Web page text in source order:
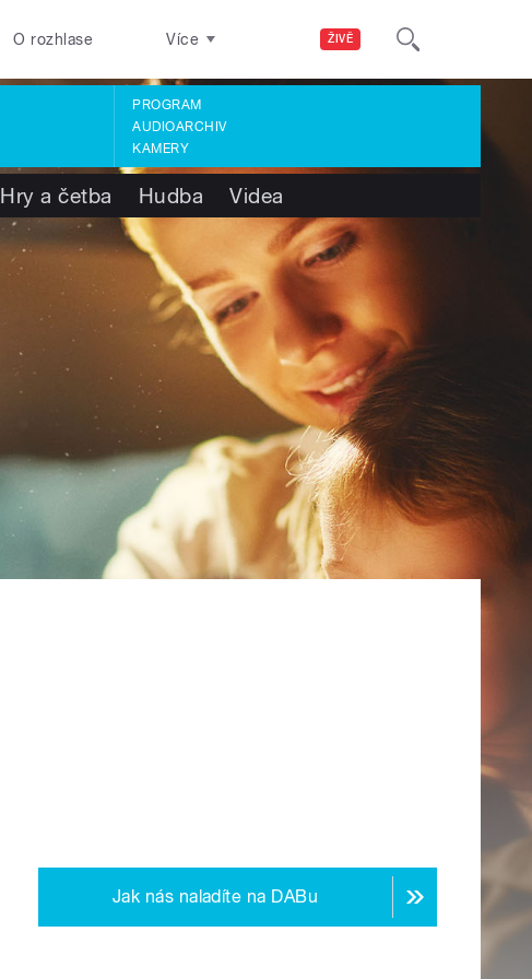
ŽIVĚ
O rozhlase Více
PROGRAM
AUDIOARCHIV
KAMERY
Hry a četba Hudba Videa
Jak nás naladíte na DABu